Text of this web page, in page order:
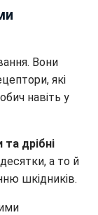
Вони
які
навіть у
дрібні
а то й
шкідників.